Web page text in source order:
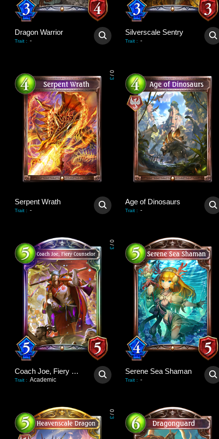
Dragon Warrior
Trait : -
Silverscale Sentry
Trait : -
0
/
3
Serpent Wrath
Trait : -
Age of Dinosaurs
Trait : -
0
/
3
Coach Joe, Fiery Counselor
Trait : Academic
Serene Sea Shaman
Trait : -
0
/
3